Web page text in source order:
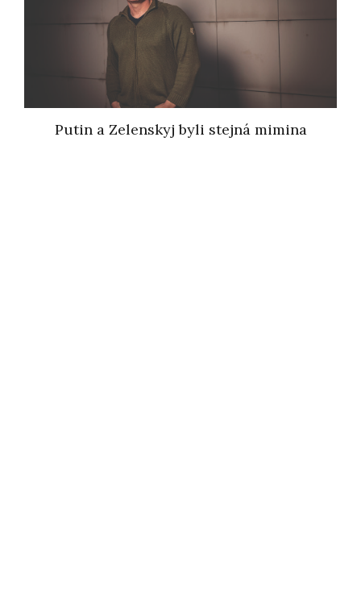
Putin a Zelenskyj byli stejná mimina